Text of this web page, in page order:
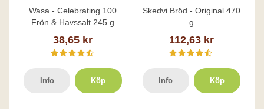
Wasa - Celebrating 100
Frön & Havssalt 245 g
38,65 kr
Info Köp
Skedvi Bröd - Original 470
g
112,63 kr
Info Köp